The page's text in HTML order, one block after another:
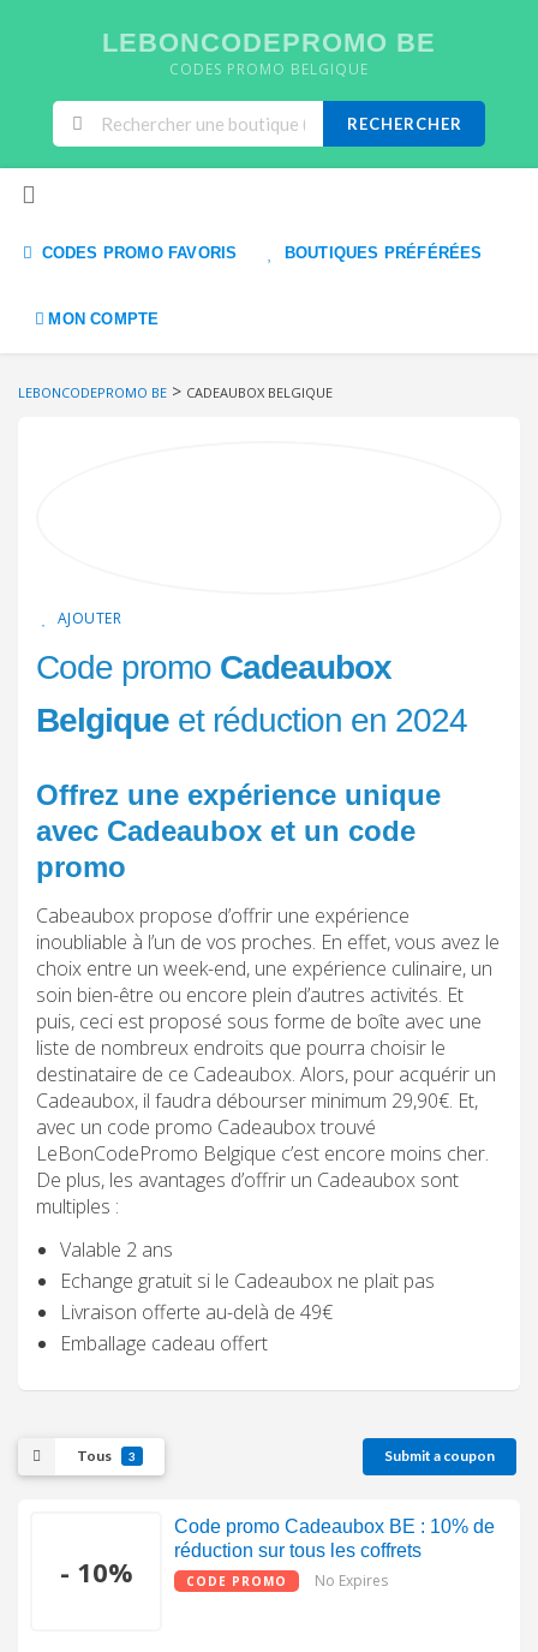
LEBONCODEPROMO BE
CODES PROMO BELGIQUE
RECHERCHER
CODES PROMO FAVORIS BOUTIQUES PRÉFÉRÉES
MON COMPTE
LEBONCODEPROMO BE > CADEAUBOX BELGIQUE
AJOUTER
Code promo Cadeaubox
Belgique et réduction en 2024
Offrez une expérience unique
avec Cadeaubox et un code
promo
Cabeaubox propose d’offrir une expérience
inoubliable à l’un de vos proches. En effet, vous avez le
choix entre un week-end, une expérience culinaire, un
soin bien-être ou encore plein d’autres activités. Et
puis, ceci est proposé sous forme de boîte avec une
liste de nombreux endroits que pourra choisir le
destinataire de ce Cadeaubox. Alors, pour acquérir un
Cadeaubox, il faudra débourser minimum 29,90€. Et,
avec un code promo Cadeaubox trouvé
LeBonCodePromo Belgique c’est encore moins cher.
De plus, les avantages d’offrir un Cadeaubox sont
multiples :
Valable 2 ans
Echange gratuit si le Cadeaubox ne plait pas
Livraison offerte au-delà de 49€
Emballage cadeau offert
Tous 3 Submit a coupon
- 10%
Code promo Cadeaubox BE : 10% de
réduction sur tous les coffrets
CODE PROMO No Expires